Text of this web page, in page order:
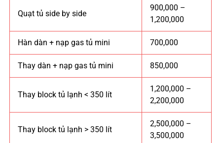
Quạt tủ side by side
900,000 –
1,200,000
Hàn dàn + nạp gas tủ mini 700,000
Thay dàn + nạp gas tủ mini 850,000
Thay block tủ lạnh < 350 lít
1,200,000 –
2,200,000
Thay block tủ lạnh > 350 lít
2,500,000 –
3,500,000